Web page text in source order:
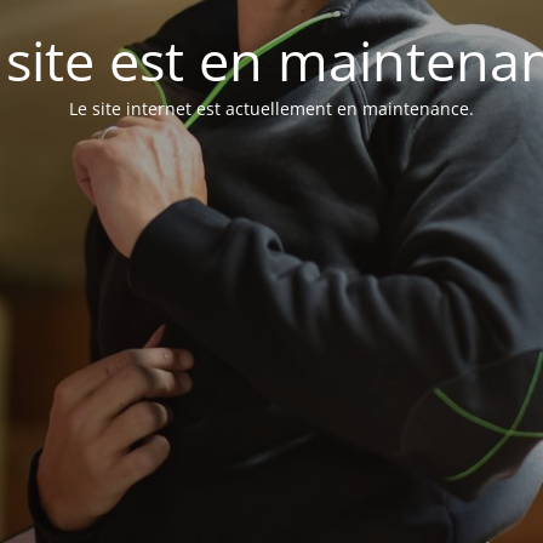
est en
Le site internet est actuellement en maintenance.